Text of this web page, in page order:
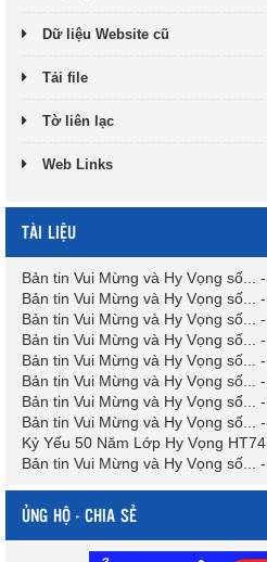
Dữ liệu Website cũ
Tải file
Tờ liên lạc
Web Links
TÀI LIỆU
Bản tin Vui Mừng và Hy Vọng số... -
Bản tin Vui Mừng và Hy Vọng số...
-
Bản tin Vui Mừng và Hy Vọng số...
-
Bản tin Vui Mừng và Hy Vọng số...
-
Bản tin Vui Mừng và Hy Vọng số...
-
Bản tin Vui Mừng và Hy Vọng số...
-
Bản tin Vui Mừng và Hy Vọng số...
-
Bản tin Vui Mừng và Hy Vọng số...
-
Kỷ Yếu 50 Năm Lớp Hy Vọng HT74
Bản tin Vui Mừng và Hy Vọng số...
-
ỦNG HỘ - CHIA SẺ